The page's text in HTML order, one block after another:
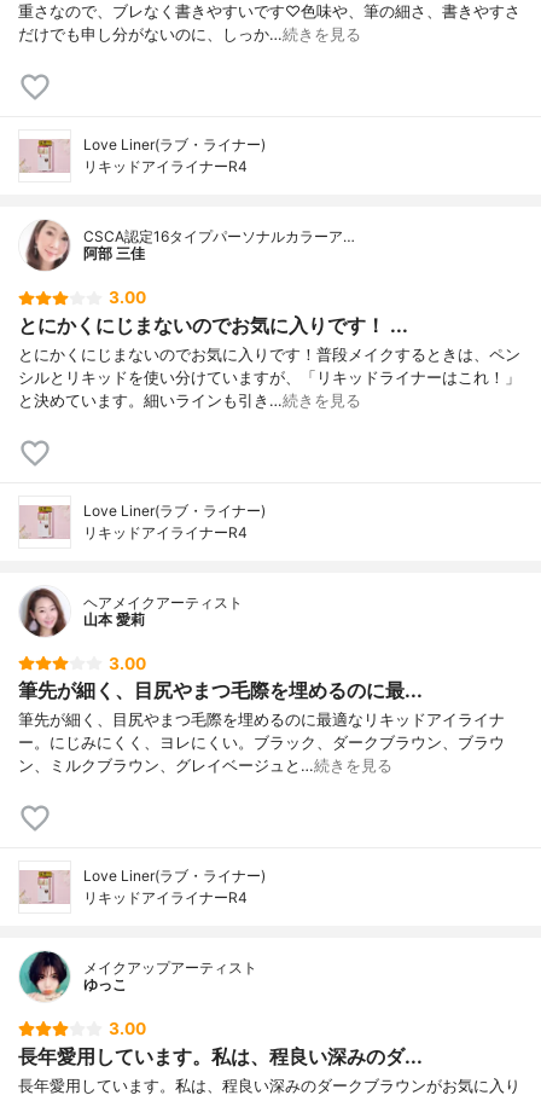
重さなので、ブレなく書きやすいです♡色味や、筆の細さ、書きやすさ
だけでも申し分がないのに、しっか…続きを見る
Love Liner(ラブ・ライナー)
リキッドアイライナーR4
CSCA認定16タイプパーソナルカラーア…
阿部 三佳
3.00
とにかくにじまないのでお気に入りです！ ...
とにかくにじまないのでお気に入りです！普段メイクするときは、ペン
シルとリキッドを使い分けていますが、「リキッドライナーはこれ！」
と決めています。細いラインも引き…続きを見る
Love Liner(ラブ・ライナー)
リキッドアイライナーR4
ヘアメイクアーティスト
山本 愛莉
3.00
筆先が細く、目尻やまつ毛際を埋めるのに最...
筆先が細く、目尻やまつ毛際を埋めるのに最適なリキッドアイライナ
ー。にじみにくく、ヨレにくい。ブラック、ダークブラウン、ブラウ
ン、ミルクブラウン、グレイベージュと…続きを見る
Love Liner(ラブ・ライナー)
リキッドアイライナーR4
メイクアップアーティスト
ゆっこ
3.00
長年愛用しています。私は、程良い深みのダ...
長年愛用しています。私は、程良い深みのダークブラウンがお気に入り